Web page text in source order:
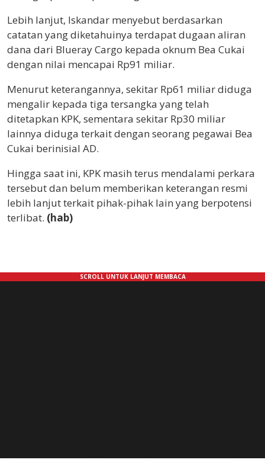
Lebih lanjut, Iskandar menyebut berdasarkan
catatan yang diketahuinya terdapat dugaan aliran
dana dari Blueray Cargo kepada oknum Bea Cukai
dengan nilai mencapai Rp91 miliar.
Menurut keterangannya, sekitar Rp61 miliar diduga
mengalir kepada tiga tersangka yang telah
ditetapkan KPK, sementara sekitar Rp30 miliar
lainnya diduga terkait dengan seorang pegawai Bea
Cukai berinisial AD.
Hingga saat ini, KPK masih terus mendalami perkara
tersebut dan belum memberikan keterangan resmi
lebih lanjut terkait pihak-pihak lain yang berpotensi
terlibat. (hab)